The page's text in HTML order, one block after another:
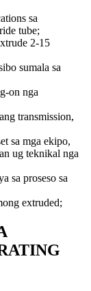
sa
tube;
2-15
sumala sa
on nga
transmission,
sa mga ekipo,
ug teknikal nga
sa proseso sa
extruded;